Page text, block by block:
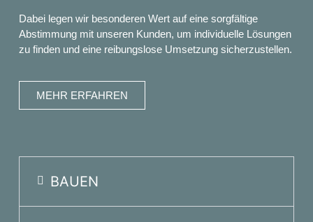
Dabei legen wir besonderen Wert auf eine sorgfältige
Abstimmung mit unseren Kunden, um individuelle Lösungen
zu finden und eine reibungslose Umsetzung sicherzustellen.
MEHR ERFAHREN
BAUEN